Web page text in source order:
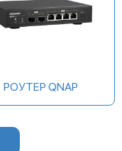
РОУТЕР QNAP